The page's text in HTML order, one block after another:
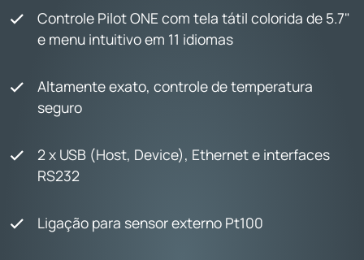
Controle Pilot ONE com tela tátil colorida de 5.7"
e menu intuitivo em 11 idiomas
Altamente exato, controle de temperatura
seguro
2 x USB (Host, Device), Ethernet e interfaces
RS232
Ligação para sensor externo Pt100